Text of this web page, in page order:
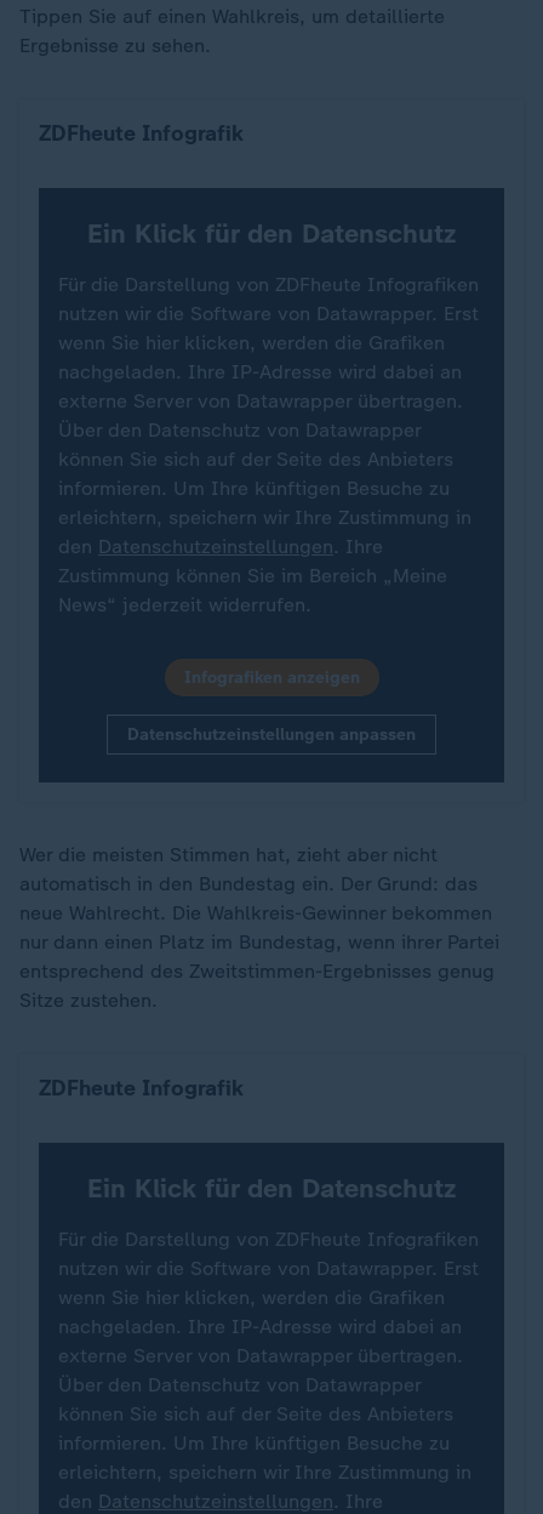
Tippen Sie auf einen Wahlkreis, um detaillierte
Ergebnisse zu sehen.
ZDFheute Infografik
Ein Klick für den Datenschutz
Für die Darstellung von ZDFheute Infografiken
nutzen wir die Software von Datawrapper. Erst
wenn Sie hier klicken, werden die Grafiken
nachgeladen. Ihre IP-Adresse wird dabei an
externe Server von Datawrapper übertragen.
Über den Datenschutz von Datawrapper
können Sie sich auf der Seite des Anbieters
informieren. Um Ihre künftigen Besuche zu
erleichtern, speichern wir Ihre Zustimmung in
den Datenschutzeinstellungen. Ihre
Zustimmung können Sie im Bereich „Meine
News“ jederzeit widerrufen.
Infografiken anzeigen
Datenschutzeinstellungen anpassen
Wer die meisten Stimmen hat, zieht aber nicht
automatisch in den Bundestag ein. Der Grund: das
neue Wahlrecht. Die Wahlkreis-Gewinner bekommen
nur dann einen Platz im Bundestag, wenn ihrer Partei
entsprechend des Zweitstimmen-Ergebnisses genug
Sitze zustehen.
ZDFheute Infografik
Ein Klick für den Datenschutz
Für die Darstellung von ZDFheute Infografiken
nutzen wir die Software von Datawrapper. Erst
wenn Sie hier klicken, werden die Grafiken
nachgeladen. Ihre IP-Adresse wird dabei an
externe Server von Datawrapper übertragen.
Über den Datenschutz von Datawrapper
können Sie sich auf der Seite des Anbieters
informieren. Um Ihre künftigen Besuche zu
erleichtern, speichern wir Ihre Zustimmung in
den Datenschutzeinstellungen. Ihre